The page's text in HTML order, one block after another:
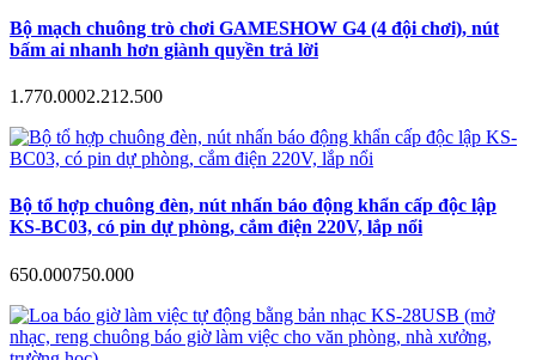
Bộ mạch chuông trò chơi GAMESHOW G4 (4 đội chơi), nút
bấm ai nhanh hơn giành quyền trả lời
1.770.0002.212.500
Bộ tổ hợp chuông đèn, nút nhấn báo động khẩn cấp độc lập
KS-BC03, có pin dự phòng, cắm điện 220V, lắp nổi
650.000750.000